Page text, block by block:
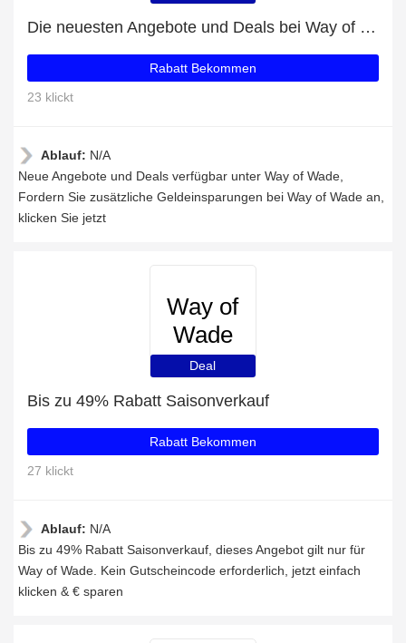
Die neuesten Angebote und Deals bei Way of Wade
Rabatt Bekommen
23 klickt
Ablauf: N/A
Neue Angebote und Deals verfügbar unter Way of Wade,
Fordern Sie zusätzliche Geldeinsparungen bei Way of Wade an,
klicken Sie jetzt
Way of
Wade
Deal
Bis zu 49% Rabatt Saisonverkauf
Rabatt Bekommen
27 klickt
Ablauf: N/A
Bis zu 49% Rabatt Saisonverkauf, dieses Angebot gilt nur für
Way of Wade. Kein Gutscheincode erforderlich, jetzt einfach
klicken & € sparen